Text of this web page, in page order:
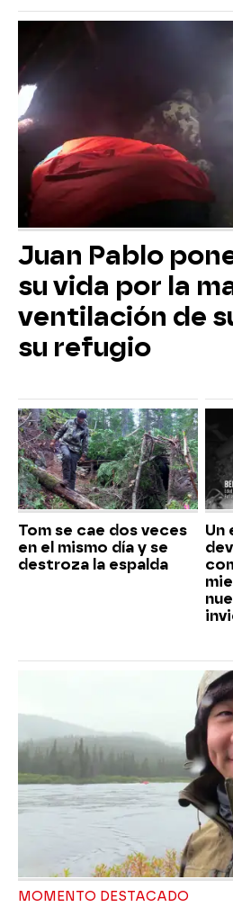
Juan Pablo
su vida por la
ventilación de
su refugio
Tom se cae dos veces
en el mismo día y se
destroza la espalda
Un
MOMENTO DESTACADO